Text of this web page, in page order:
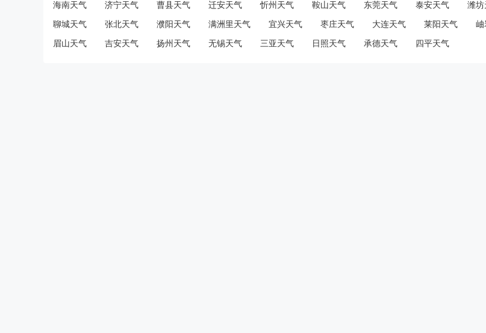
海南天气 济宁天气 曹县天气 迁安天气 忻州天气 鞍山天气 东莞天气 泰安天气 潍坊
聊城天气 张北天气 濮阳天气 满洲里天气 宜兴天气 枣庄天气 大连天气 莱阳天气 岫
眉山天气 吉安天气 扬州天气 无锡天气 三亚天气 日照天气 承德天气 四平天气